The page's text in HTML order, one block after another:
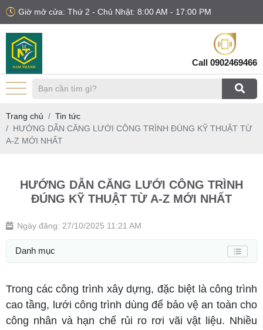
Giờ mở cửa: Thứ 2 - Chủ Nhật: 8:00 AM - 17:00 PM
Call 0902469466
Trang chủ
Tin tức
HƯỚNG DẪN CĂNG LƯỚI CÔNG TRÌNH ĐÚNG KỸ THUẬT TỪ
A-Z MỚI NHẤT
HƯỚNG DẪN CĂNG LƯỚI CÔNG TRÌNH
ĐÚNG KỸ THUẬT TỪ A-Z MỚI NHẤT
Ngày đăng: 27/10/2025 11:21 AM
Danh mục
Trong các công trình xây dựng, đặc biệt là công trình
cao tầng, lưới công trình dùng để bảo vệ an toàn cho
công nhân và hạn chế rủi ro rơi vãi vật liệu. Nhiều